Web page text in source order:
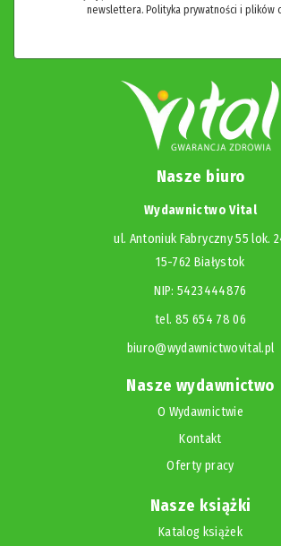
newslettera. Polityka prywatności i plików
Nasze biuro
Wydawnictwo Vital
ul. Antoniuk Fabryczny 55 lok.
15-762 Białystok
NIP: 5423444876
tel. 85 654 78 06
biuro@wydawnictwovital.pl
Nasze wydawnictwo
O Wydawnictwie
Kontakt
Oferty pracy
Nasze książki
Katalog książek